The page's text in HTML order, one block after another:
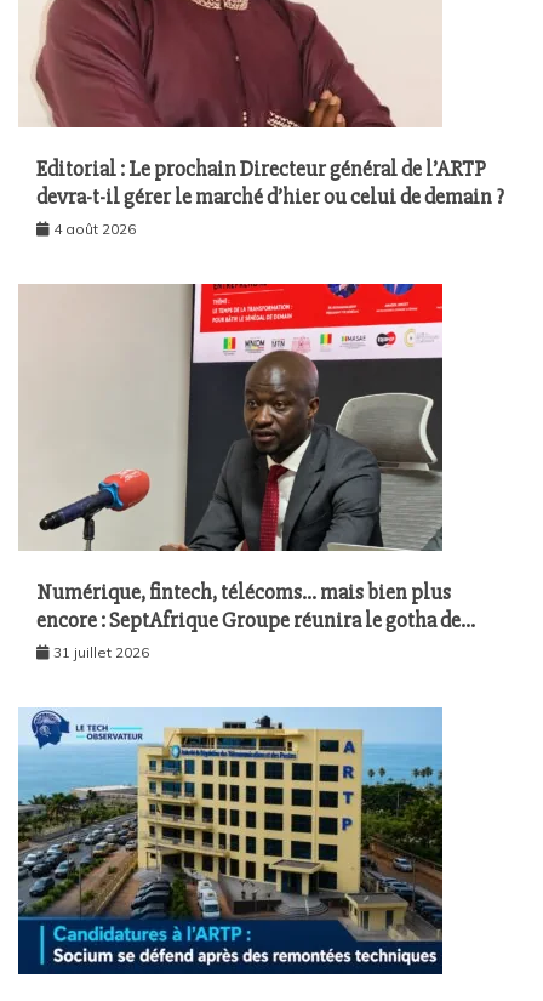
Editorial : Le prochain Directeur général de l’ARTP
devra-t-il gérer le marché d’hier ou celui de demain ?
4 août 2026
Numérique, fintech, télécoms… mais bien plus
encore : SeptAfrique Groupe réunira le gotha de
l’économie sénégalaise le 10 août à Dakar
31 juillet 2026